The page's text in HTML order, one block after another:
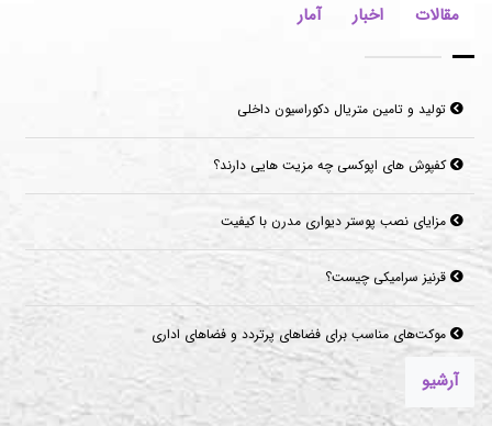
مقالات اخبار آمار
تولید و تامین متریال دکوراسیون داخلی
کفپوش های اپوکسی چه مزیت هایی دارند؟
مزایای نصب پوستر دیواری مدرن با کیفیت
قرنیز سرامیکی چیست؟
موکت‌های مناسب برای فضاهای پرتردد و فضاهای اداری
آرشیو